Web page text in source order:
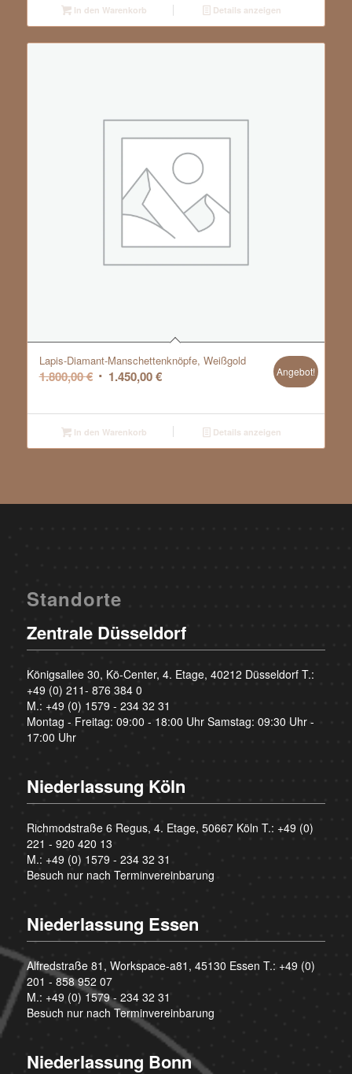
In den Warenkorb Details anzeigen
Lapis-Diamant-Manschettenknöpfe, Weißgold
1.800,00€ Ursprünglicher
war:
1.800,00 €
1.450,00€Aktueller
ist:
1.450,00 €.
Angebot!
In den Warenkorb Details anzeigen
Standorte
Zentrale Düsseldorf
Königsallee 30, Kö-Center, 4. Etage, 40212 Düsseldorf T.:
+49 (0) 211- 876 384 0
M.: +49 (0) 1579 - 234 32 31
Montag - Freitag: 09:00 - 18:00 Uhr Samstag: 09:30 Uhr -
17:00 Uhr
Niederlassung Köln
Richmodstraße 6 Regus, 4. Etage, 50667 Köln T.: +49 (0)
221 - 920 420 13
M.: +49 (0) 1579 - 234 32 31
Besuch nur nach Terminvereinbarung
Niederlassung Essen
Alfredstraße 81, Workspace-a81, 45130 Essen T.: +49 (0)
201 - 858 952 07
M.: +49 (0) 1579 - 234 32 31
Besuch nur nach Terminvereinbarung
Niederlassung Bonn